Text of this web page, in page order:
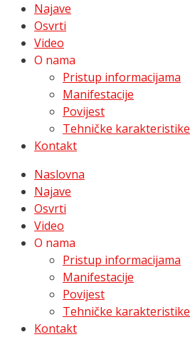
Najave
Osvrti
Video
O nama
Pristup informacijama
Manifestacije
Povijest
Tehničke karakteristike
Kontakt
Naslovna
Najave
Osvrti
Video
O nama
Pristup informacijama
Manifestacije
Povijest
Tehničke karakteristike
Kontakt